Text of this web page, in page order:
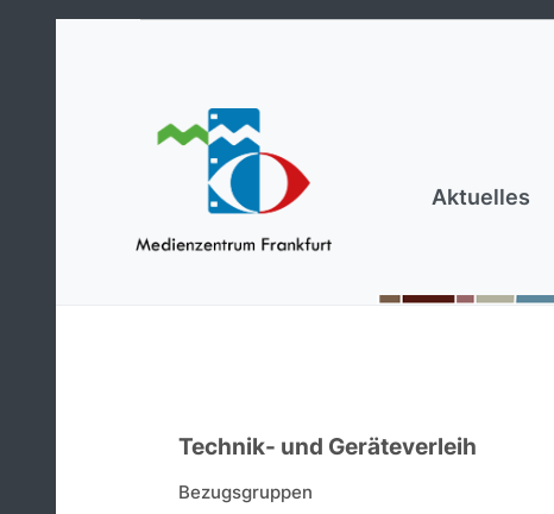
Aktuelles
Technik- und Geräteverleih
Bezugsgruppen